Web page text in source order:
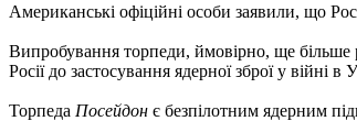
Американські офіційні особи заявили, що
Випробування торпеди, ймовірно, ще більше
Росії до застосування ядерної зброї у
Торпеда Посейдон є безпілотним ядерним